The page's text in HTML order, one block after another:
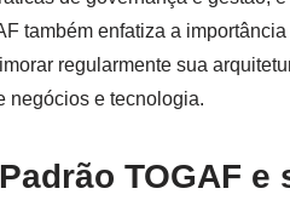
também enfatiza a
regularmente sua
negócios e tecnologia.
TOGAF e